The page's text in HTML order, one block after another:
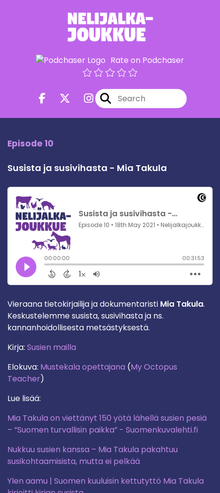
Rate on Podchaser
Episode 10
Susista ja susivihasta - Mia Takula
Vieraana tietokirjailija ja dokumentaristi Mia Takula.
Keskustelemme susista, susivihasta ja ns.
kannanhoidollisesta metsästyksestä.
Kirja: Susien mailla
Elokuva: Mustekala opettajana (My Octopus
Teacher)
Lue lisää:
Mia Takula on viettänyt 150 yötä lähellä susien pesiä
– ”Suomen turvallisin paikka” - Suomenkuvalehti.fi
Nukkuu susien kanssa – Mia Takula pakahtuu
susikohtaamisista, mutta ei pelkää
Ylen aamu | Suomen kuuluisin kettutyttö Mia Takula